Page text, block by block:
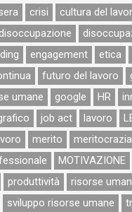
crisi cultura del
disoccupazione
engagement etica
futuro del lavoro
umane
google HR
job act lavoro
merito meritocrazia
MOTIVAZIONE
produttività risorse
sviluppo risorse umane